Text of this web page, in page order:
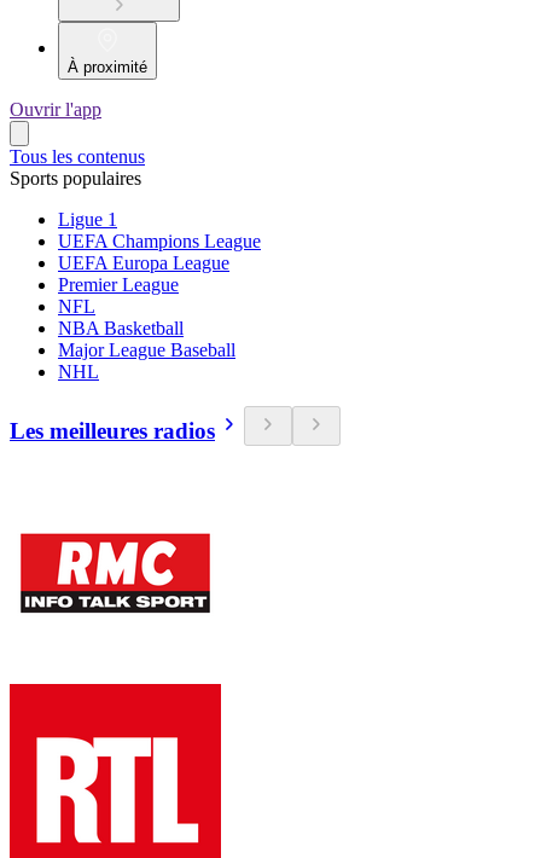
À proximité
Ouvrir l'app
Tous les contenus
Sports populaires
Ligue 1
UEFA Champions League
UEFA Europa League
Premier League
NFL
NBA Basketball
Major League Baseball
NHL
Les meilleures radios